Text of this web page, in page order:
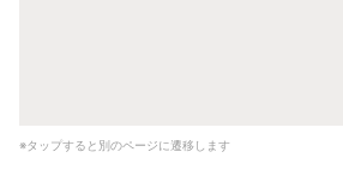
※タップすると別のページに遷移します